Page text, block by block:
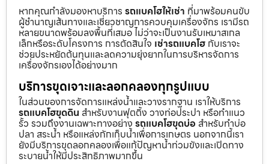
หากคุณกำลังมองหาบริการ รถแบคโฮให้เช่า ที่มาพร้อมคนขับ
ผู้ชำนาญเส้นทางและเชี่ยวชาญการควบคุมเครื่องจักร เรามีรถ
หลายขนาดพร้อมลงพื้นที่เสมอ ไม่ว่าจะเป็นงานรับเหมาสเกล
เล็กหรือระดับโครงการ การตัดสินใจ เช่ารถแบคโฮ กับเราจะ
ช่วยประหยัดต้นทุนและลดความยุ่งยากในการบริหารจัดการ
เครื่องจักรเองได้อย่างมาก
บริการขุดเจาะและลอกคลองทุกรูปแบบ
ในส่วนของการจัดการแหล่งน้ำและวางรากฐาน เราให้บริการ
รถแบคโฮขุดดิน สำหรับงานฟุตติ้ง วางท่อประปา หรือทำแนว
รั้ว รวมถึงงานเฉพาะทางอย่าง รถแบคโฮขุดบ่อ สำหรับทำบ่อ
ปลา สระน้ำ หรือแหล่งกักเก็บน้ำเพื่อการเกษตร นอกจากนี้เรา
ยังมีบริการขุดลอกคลองเพื่อแก้ปัญหาน้ำท่วมขังและเปิดทาง
ระบายน้ำให้มีประสิทธิภาพมากขึ้น